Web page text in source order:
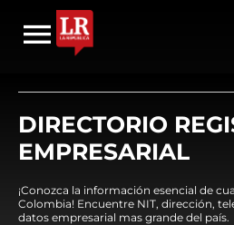
DIRECTORIO
EMPRESARIAL
¡Conozca la información esencial de
Colombia! Encuentre NIT, dirección,
datos empresarial mas grande del país.